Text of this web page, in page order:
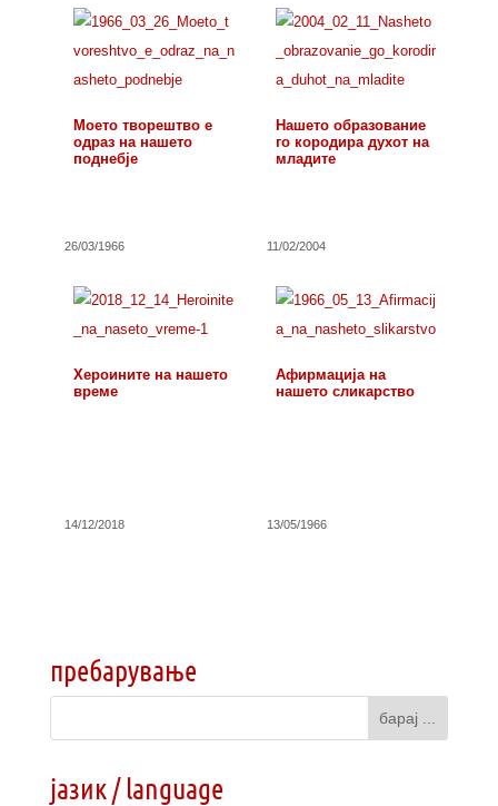
Моето творештво е
одраз на нашето
поднебје
26/03/1966
Нашето образование
го кородира духот на
младите
11/02/2004
Хероините на нашето
време
14/12/2018
Афирмација на
нашето сликарство
13/05/1966
пребарување
јазик / language